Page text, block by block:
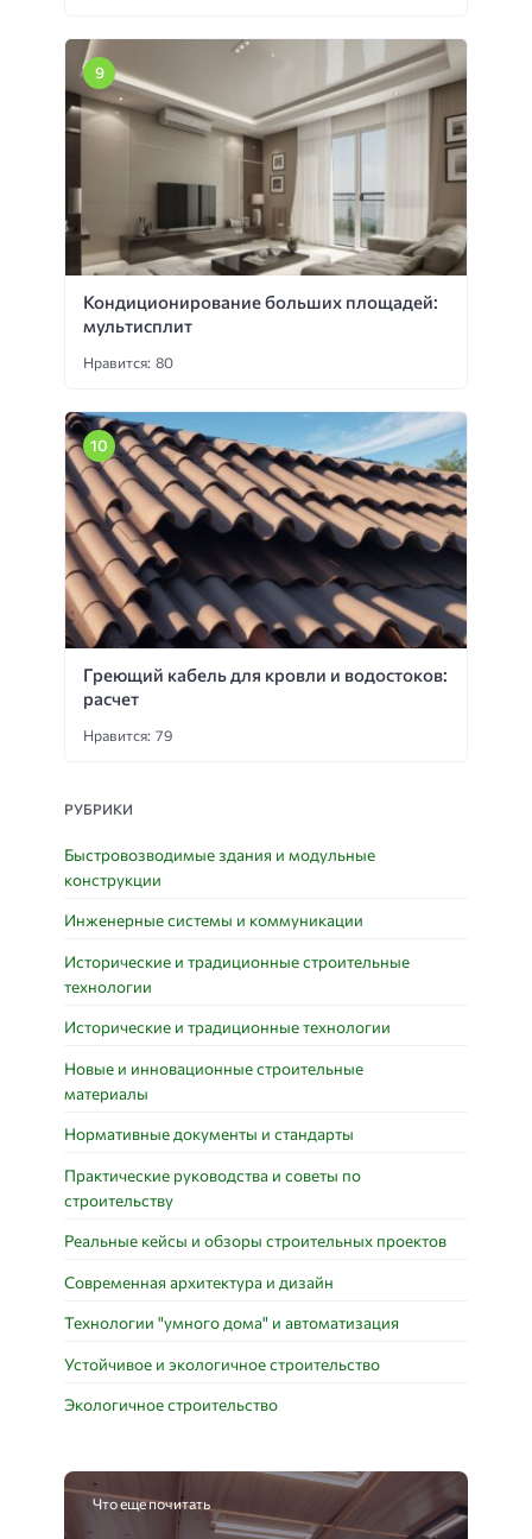
Кондиционирование больших площадей:
мультисплит
Нравится: 80
Греющий кабель для кровли и водостоков:
расчет
Нравится: 79
РУБРИКИ
Быстровозводимые здания и модульные
конструкции
Инженерные системы и коммуникации
Исторические и традиционные строительные
технологии
Исторические и традиционные технологии
Новые и инновационные строительные
материалы
Нормативные документы и стандарты
Практические руководства и советы по
строительству
Реальные кейсы и обзоры строительных проектов
Современная архитектура и дизайн
Технологии "умного дома" и автоматизация
Устойчивое и экологичное строительство
Экологичное строительство
Что еще почитать